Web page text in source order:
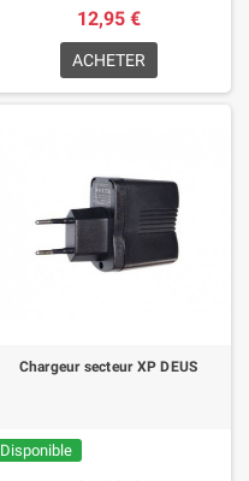
12,95 €
ACHETER
Chargeur secteur XP DEUS
Disponible